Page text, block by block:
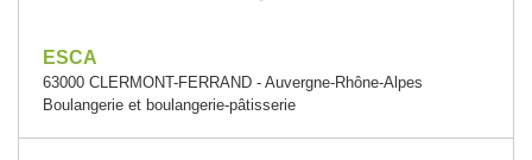
ESCA
63000 CLERMONT-FERRAND - Auvergne-Rhône-Alpes
Boulangerie et boulangerie-pâtisserie